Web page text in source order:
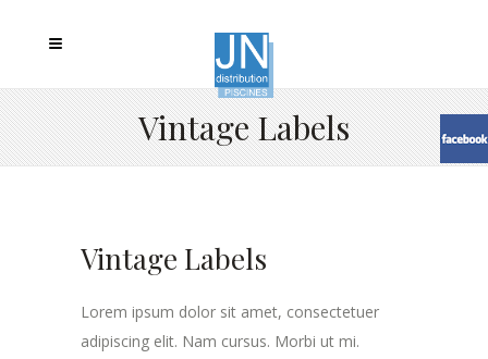
Vintage Labels
Vintage Labels
Lorem ipsum dolor sit amet, consectetuer
adipiscing elit. Nam cursus. Morbi ut mi.